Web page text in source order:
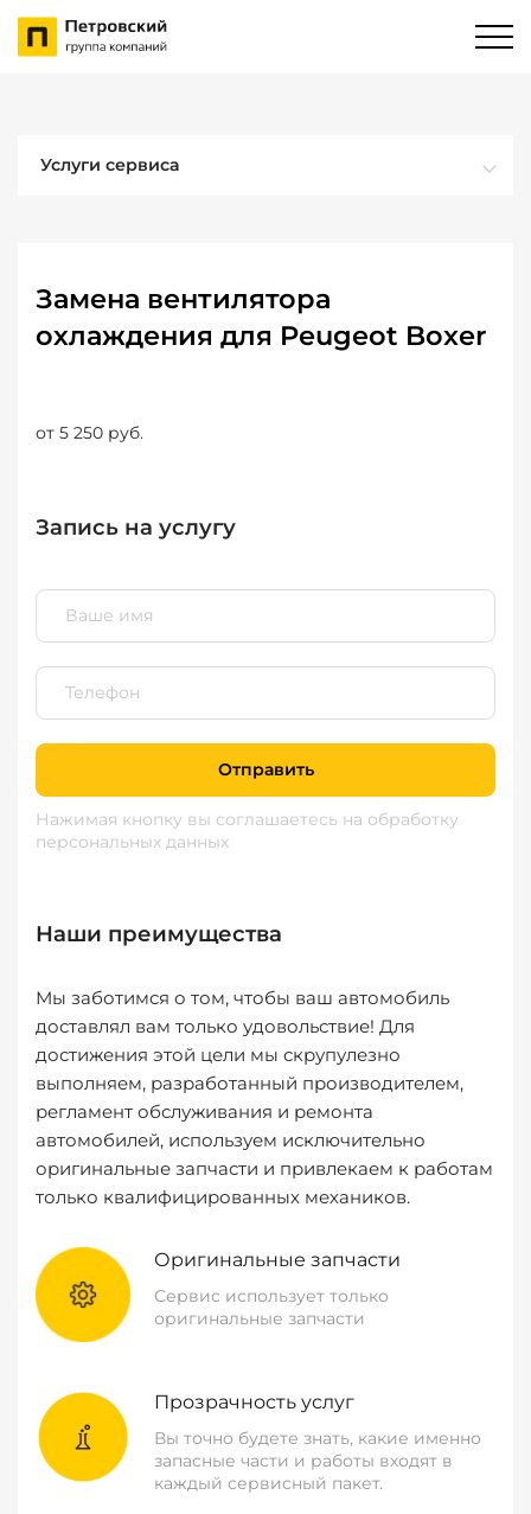
Услуги сервиса
Замена вентилятора
охлаждения для Peugeot Boxer
от 5 250 руб.
Запись на услугу
Отправить
Нажимая кнопку вы соглашаетесь на обработку
персональных данных
Наши преимущества
Мы заботимся о том, чтобы ваш автомобиль
доставлял вам только удовольствие! Для
достижения этой цели мы скрупулезно
выполняем, разработанный производителем,
регламент обслуживания и ремонта
автомобилей, используем исключительно
оригинальные запчасти и привлекаем к работам
только квалифицированных механиков.
Оригинальные запчасти
Сервис использует только
оригинальные запчасти
Прозрачность услуг
Вы точно будете знать, какие именно
запасные части и работы входят в
каждый сервисный пакет.